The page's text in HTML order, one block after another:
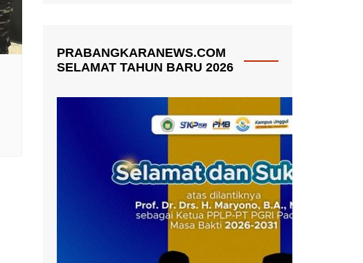
PRABANGKARANEWS.COM
SELAMAT TAHUN BARU 2026